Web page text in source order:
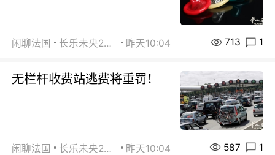
闲聊法国 长乐未央2015 昨天10:04 713 1
无栏杆收费站逃费将重罚！
闲聊法国 长乐未央2015 昨天10:04 587 1